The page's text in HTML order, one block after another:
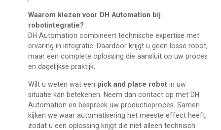
Waarom kiezen voor DH Automation bij
robotintegratie?
DH Automation combineert technische expertise met
ervaring in integratie. Daardoor krijgt u geen losse robot,
maar een complete oplossing die aansluit op uw proces
en dagelijkse praktijk.
Wilt u weten wat een pick and place robotin uw
situatie kan betekenen. Neem dan contact op met DH
Automation en bespreek uw productieproces. Samen
kijken we waar automatisering het meeste effect heeft,
zodat u een oplossing krijgt die niet alleen technisch